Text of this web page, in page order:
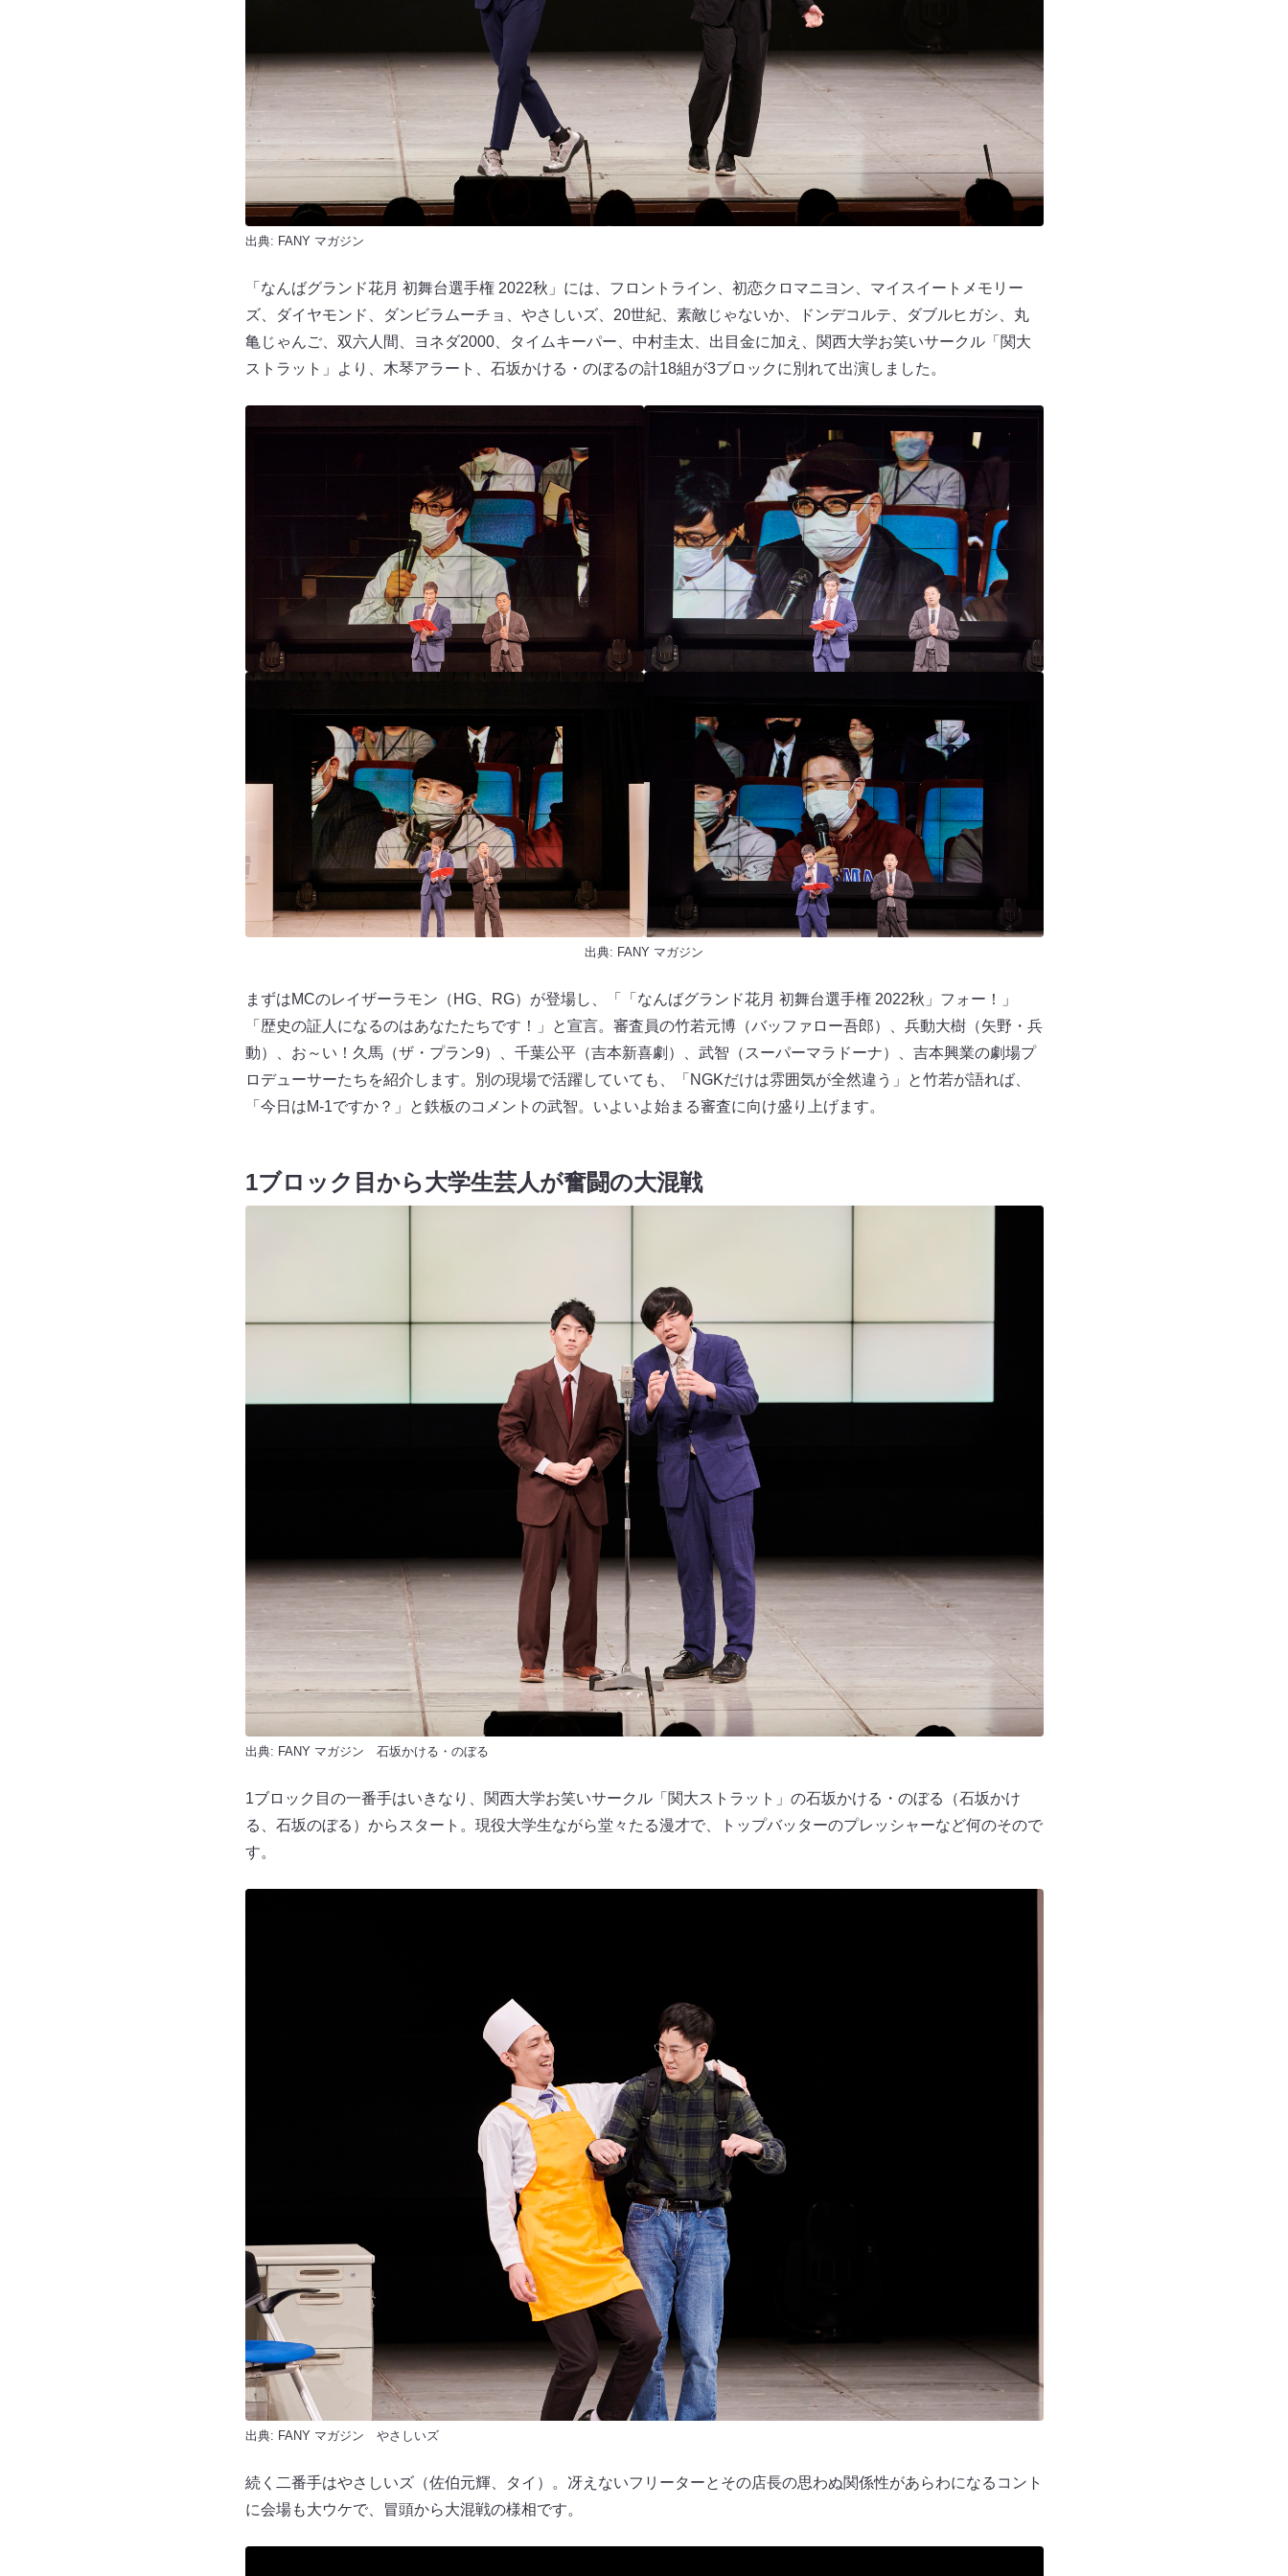
出典: FANY マガジン
「なんばグランド花月 初舞台選手権 2022秋」には、フロントライン、初恋クロマニヨン、マイスイートメモリー
ズ、ダイヤモンド、ダンビラムーチョ、やさしいズ、20世紀、素敵じゃないか、ドンデコルテ、ダブルヒガシ、丸
亀じゃんご、双六人間、ヨネダ2000、タイムキーパー、中村圭太、出目金に加え、関西大学お笑いサークル「関大
ストラット」より、木琴アラート、石坂かける・のぼるの計18組が3ブロックに別れて出演しました。
出典: FANY マガジン
まずはMCのレイザーラモン（HG、RG）が登場し、「「なんばグランド花月 初舞台選手権 2022秋」フォー！」
「歴史の証人になるのはあなたたちです！」と宣言。審査員の竹若元博（バッファロー吾郎）、兵動大樹（矢野・兵
動）、お～い！久馬（ザ・プラン9）、千葉公平（吉本新喜劇）、武智（スーパーマラドーナ）、吉本興業の劇場プ
ロデューサーたちを紹介します。別の現場で活躍していても、「NGKだけは雰囲気が全然違う」と竹若が語れば、
「今日はM-1ですか？」と鉄板のコメントの武智。いよいよ始まる審査に向け盛り上げます。
1ブロック目から大学生芸人が奮闘の大混戦
出典: FANY マガジン 石坂かける・のぼる
1ブロック目の一番手はいきなり、関西大学お笑いサークル「関大ストラット」の石坂かける・のぼる（石坂かけ
る、石坂のぼる）からスタート。現役大学生ながら堂々たる漫才で、トップバッターのプレッシャーなど何のそので
す。
出典: FANY マガジン やさしいズ
続く二番手はやさしいズ（佐伯元輝、タイ）。冴えないフリーターとその店長の思わぬ関係性があらわになるコント
に会場も大ウケで、冒頭から大混戦の様相です。